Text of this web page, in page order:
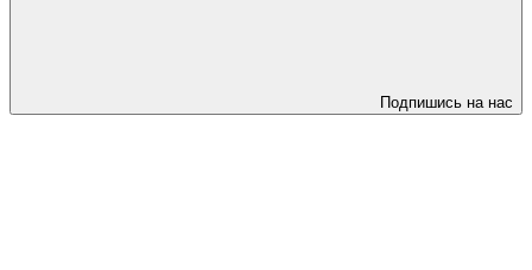
Подпишись на нас